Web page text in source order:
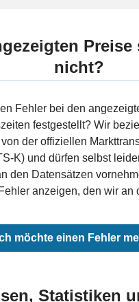
Preise
nicht?
Fehler bei den
festgestellt? Wir
von der offiziellen
K) und dürfen selbst
den Datensätzen
anzeigen, den wir an
möchte einen Fehler
Statistiken